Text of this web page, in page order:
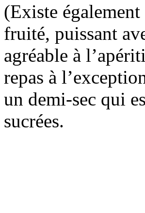
(Existe
fruité, puissant
agréable à
repas à
un demi-sec qui
sucrées.